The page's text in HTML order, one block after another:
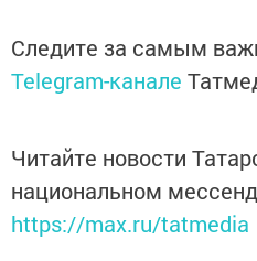
Следите за самым
Telegram-канале
Читайте новости
национальном
https://max.ru/tatmedia